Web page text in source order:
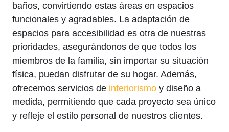
baños, convirtiendo estas áreas en espacios
funcionales y agradables. La adaptación de
espacios para accesibilidad es otra de nuestras
prioridades, asegurándonos de que todos los
miembros de la familia, sin importar su situación
física, puedan disfrutar de su hogar. Además,
ofrecemos servicios de interiorismo y diseño a
medida, permitiendo que cada proyecto sea único
y refleje el estilo personal de nuestros clientes.